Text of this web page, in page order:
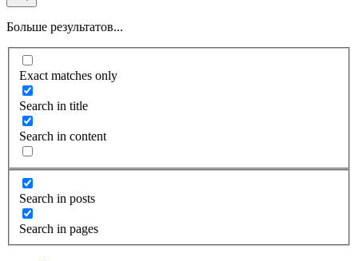
Больше результатов...
Exact matches only
Search in title
Search in content
Search in posts
Search in pages